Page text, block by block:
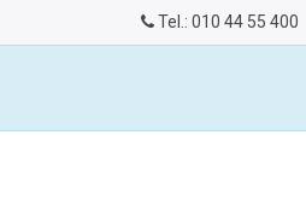
Tel.: 010 44 55 400